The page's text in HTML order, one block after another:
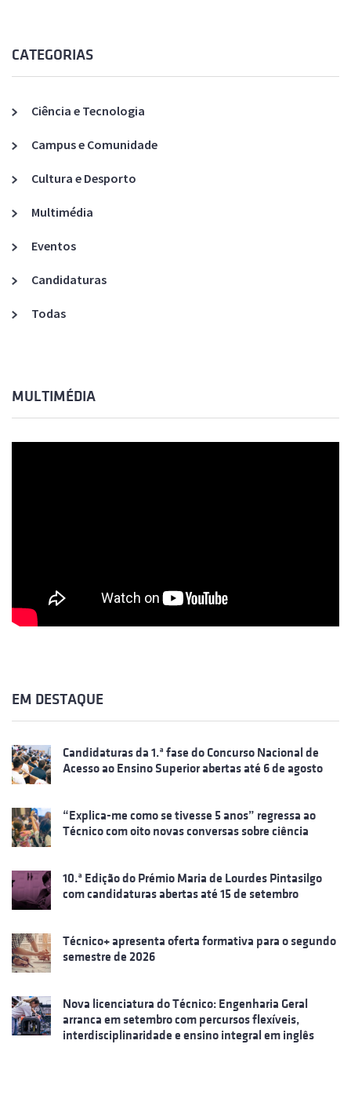
CATEGORIAS
Ciência e Tecnologia
Campus e Comunidade
Cultura e Desporto
Multimédia
Eventos
Candidaturas
Todas
MULTIMÉDIA
EM DESTAQUE
Candidaturas da 1.ª fase do Concurso Nacional de
Acesso ao Ensino Superior abertas até 6 de agosto
“Explica-me como se tivesse 5 anos” regressa ao
Técnico com oito novas conversas sobre ciência
10.ª Edição do Prémio Maria de Lourdes Pintasilgo
com candidaturas abertas até 15 de setembro
Técnico+ apresenta oferta formativa para o segundo
semestre de 2026
Nova licenciatura do Técnico: Engenharia Geral
arranca em setembro com percursos flexíveis,
interdisciplinaridade e ensino integral em inglês